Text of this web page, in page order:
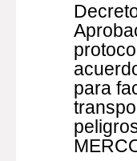
para